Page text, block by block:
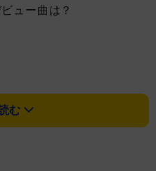
ュー曲は？
む